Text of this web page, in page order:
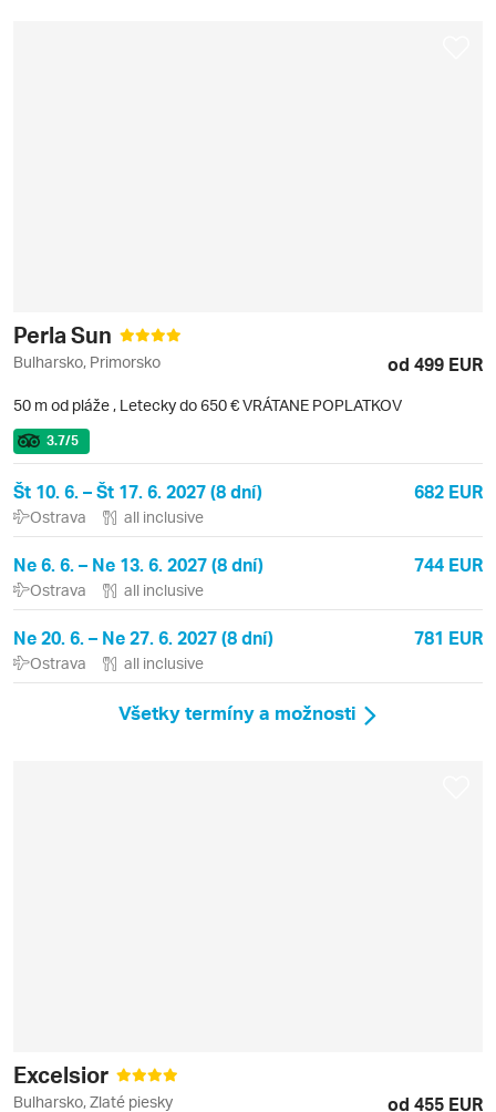
Perla Sun
Bulharsko, Primorsko od 499 EUR
50 m od pláže , Letecky do 650 € VRÁTANE POPLATKOV
3.7/5
Št 10. 6. – Št 17. 6. 2027 (8 dní) 682 EUR
Ostrava all inclusive
Ne 6. 6. – Ne 13. 6. 2027 (8 dní) 744 EUR
Ostrava all inclusive
Ne 20. 6. – Ne 27. 6. 2027 (8 dní) 781 EUR
Ostrava all inclusive
Všetky termíny a možnosti
Excelsior
Bulharsko, Zlaté piesky od 455 EUR